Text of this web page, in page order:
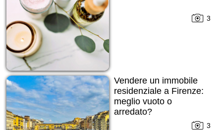
3
Vendere un immobile
residenziale a Firenze:
meglio vuoto o
arredato?
3